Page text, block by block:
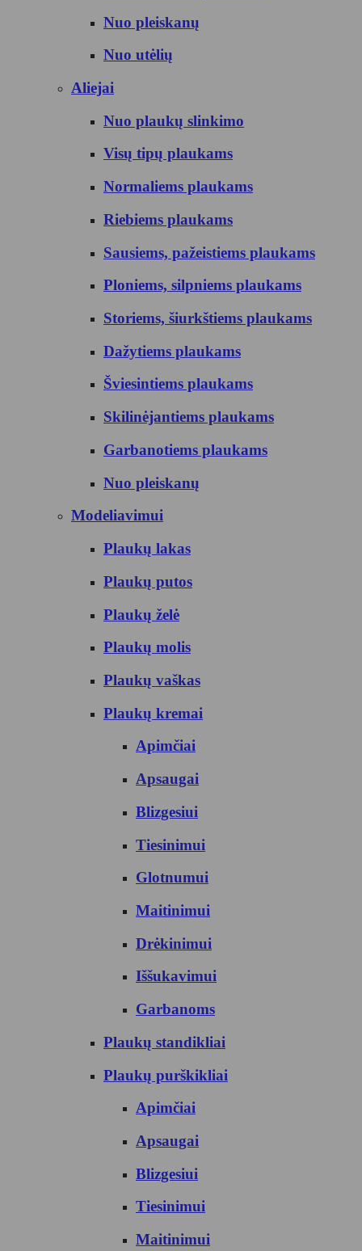
Nuo pleiskanų
Nuo utėlių
Aliejai
Nuo plaukų slinkimo
Visų tipų plaukams
Normaliems plaukams
Riebiems plaukams
Sausiems, pažeistiems plaukams
Ploniems, silpniems plaukams
Storiems, šiurkštiems plaukams
Dažytiems plaukams
Šviesintiems plaukams
Skilinėjantiems plaukams
Garbanotiems plaukams
Nuo pleiskanų
Modeliavimui
Plaukų lakas
Plaukų putos
Plaukų želė
Plaukų molis
Plaukų vaškas
Plaukų kremai
Apimčiai
Apsaugai
Blizgesiui
Tiesinimui
Glotnumui
Maitinimui
Drėkinimui
Iššukavimui
Garbanoms
Plaukų standikliai
Plaukų purškikliai
Apimčiai
Apsaugai
Blizgesiui
Tiesinimui
Maitinimui